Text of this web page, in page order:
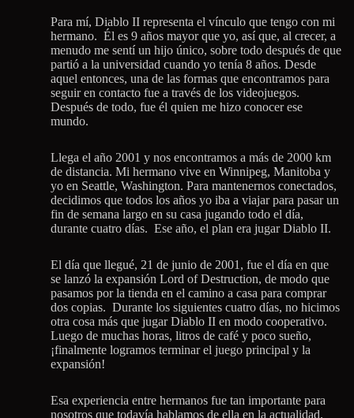
Para mí, Diablo II representa el vínculo que tengo con mi
hermano. Él es 9 años mayor que yo, así que, al crecer, a
menudo me sentí un hijo único, sobre todo después de que
partió a la universidad cuando yo tenía 8 años. Desde
aquel entonces, una de las formas que encontramos para
seguir en contacto fue a través de los videojuegos.
Después de todo, fue él quien me hizo conocer ese
mundo.
Llega el año 2001 y nos encontramos a más de 2000 km
de distancia. Mi hermano vive en Winnipeg, Manitoba y
yo en Seattle, Washington. Para mantenernos conectados,
decidimos que todos los años yo iba a viajar para pasar un
fin de semana largo en su casa jugando todo el día,
durante cuatro días. Ese año, el plan era jugar Diablo II.
El día que llegué, 21 de junio de 2001, fue el día en que
se lanzó la expansión Lord of Destruction, de modo que
pasamos por la tienda en el camino a casa para comprar
dos copias. Durante los siguientes cuatro días, no hicimos
otra cosa más que jugar Diablo II en modo cooperativo.
Luego de muchas horas, litros de café y poco sueño,
¡finalmente logramos terminar el juego principal y la
expansión!
Esa experiencia entre hermanos fue tan importante para
nosotros que todavía hablamos de ella en la actualidad.